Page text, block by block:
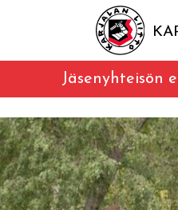
Jäsenyhteisön